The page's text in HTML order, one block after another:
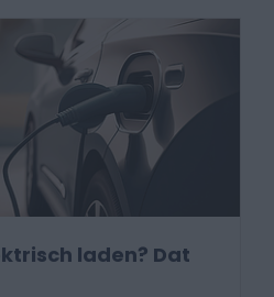
laden? Dat